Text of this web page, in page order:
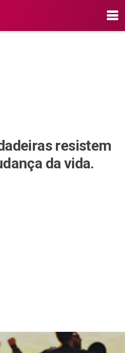
resistem
da vida.